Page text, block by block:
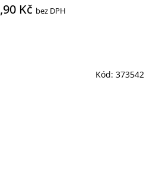
Kč bez DPH
Kód: 373542